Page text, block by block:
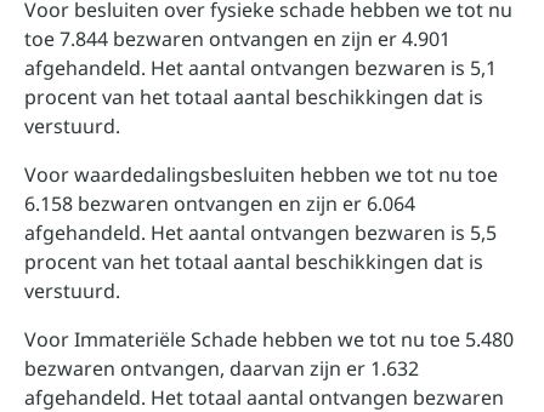
Voor besluiten over fysieke schade hebben we tot nu
toe 7.844 bezwaren ontvangen en zijn er 4.901
afgehandeld. Het aantal ontvangen bezwaren is 5,1
procent van het totaal aantal beschikkingen dat is
verstuurd.
Voor waardedalingsbesluiten hebben we tot nu toe
6.158 bezwaren ontvangen en zijn er 6.064
afgehandeld. Het aantal ontvangen bezwaren is 5,5
procent van het totaal aantal beschikkingen dat is
verstuurd.
Voor Immateriële Schade hebben we tot nu toe 5.480
bezwaren ontvangen, daarvan zijn er 1.632
afgehandeld. Het totaal aantal ontvangen bezwaren